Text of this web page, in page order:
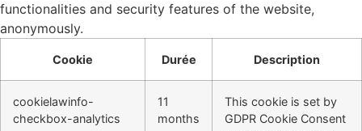
functionalities and security features of the website,
anonymously.
Cookie Durée Description
cookielawinfo-
checkbox-analytics
11
months
This cookie is set by
GDPR Cookie Consent